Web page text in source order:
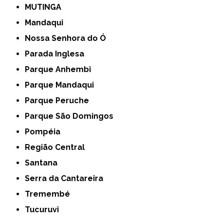
MUTINGA
Mandaqui
Nossa Senhora do Ó
Parada Inglesa
Parque Anhembi
Parque Mandaqui
Parque Peruche
Parque São Domingos
Pompéia
Região Central
Santana
Serra da Cantareira
Tremembé
Tucuruvi